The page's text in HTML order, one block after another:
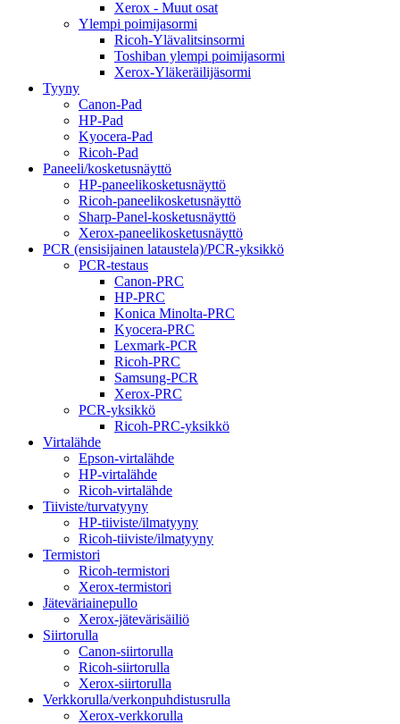
Xerox - Muut osat
Ylempi poimijasormi
Ricoh-Ylävalitsinsormi
Toshiban ylempi poimijasormi
Xerox-Yläkeräilijäsormi
Tyyny
Canon-Pad
HP-Pad
Kyocera-Pad
Ricoh-Pad
Paneeli/kosketusnäyttö
HP-paneelikosketusnäyttö
Ricoh-paneelikosketusnäyttö
Sharp-Panel-kosketusnäyttö
Xerox-paneelikosketusnäyttö
PCR (ensisijainen lataustela)/PCR-yksikkö
PCR-testaus
Canon-PRC
HP-PRC
Konica Minolta-PRC
Kyocera-PRC
Lexmark-PCR
Ricoh-PRC
Samsung-PCR
Xerox-PRC
PCR-yksikkö
Ricoh-PRC-yksikkö
Virtalähde
Epson-virtalähde
HP-virtalähde
Ricoh-virtalähde
Tiiviste/turvatyyny
HP-tiiviste/ilmatyyny
Ricoh-tiiviste/ilmatyyny
Termistori
Ricoh-termistori
Xerox-termistori
Jäteväriainepullo
Xerox-jätevärisäiliö
Siirtorulla
Canon-siirtorulla
Ricoh-siirtorulla
Xerox-siirtorulla
Verkkorulla/verkonpuhdistusrulla
Xerox-verkkorulla